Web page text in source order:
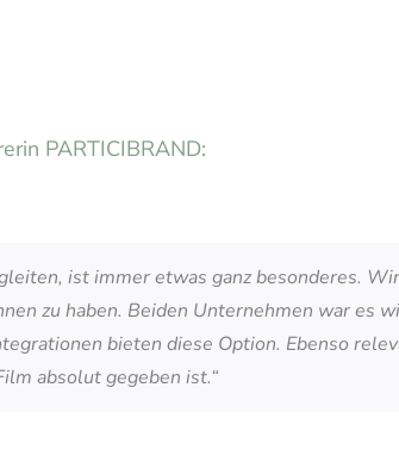
PARTICIBRAND:
ist immer etwas ganz besonderes.
zu haben. Beiden Unternehmen war es
bieten diese Option. Ebenso
absolut gegeben ist.“